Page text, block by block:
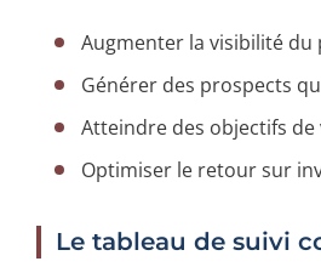
Augmenter la visibilité
Générer des prospects
Atteindre des objectifs de
Optimiser le retour sur
Le tableau de suivi